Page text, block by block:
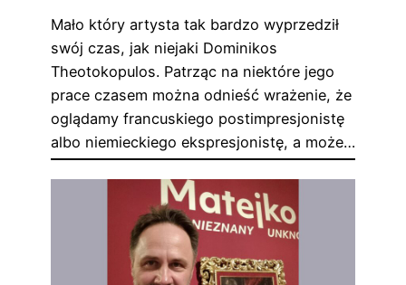
Mało który artysta tak bardzo wyprzedził
swój czas, jak niejaki Dominikos
Theotokopulos. Patrząc na niektóre jego
prace czasem można odnieść wrażenie, że
oglądamy francuskiego postimpresjonistę
albo niemieckiego ekspresjonistę, a może…